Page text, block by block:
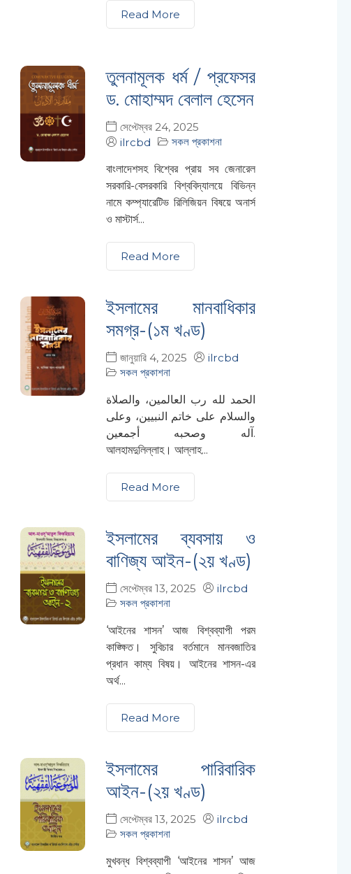
Read More
তুলনামূলক ধর্ম / প্রফেসর
ড. মোহাম্মদ বেলাল হেসেন
সেপ্টেম্বর 24, 2025
ilrcbd
সকল প্রকাশনা
বাংলাদেশসহ বিশ্বের প্রায় সব জেনারেল
সরকারি-বেসরকারি বিশ্ববিদ্যালয়ে বিভিন্ন
নামে কম্প্যারেটিভ রিলিজিয়ন বিষয়ে অনার্স
ও মাস্টার্স...
Read More
ইসলামের মানবাধিকার
সমগ্র-(১ম খণ্ড)
জানুয়ারি 4, 2025
ilrcbd
সকল প্রকাশনা
الحمد لله رب العالمين، والصلاة
والسلام على خاتم النبيين، وعلى
آله وصحبه أجمعين.
আলহামদুলিল্লাহ। আল্লাহ...
Read More
ইসলামের ব্যবসায় ও
বাণিজ্য আইন-(২য় খণ্ড)
সেপ্টেম্বর 13, 2025
ilrcbd
সকল প্রকাশনা
‘আইনের শাসন’ আজ বিশ্বব্যাপী পরম
কাঙ্ক্ষিত। সুবিচার বর্তমানে মানবজাতির
প্রধান কাম্য বিষয়। আইনের শাসন-এর
অর্থ...
Read More
ইসলামের পারিবারিক
আইন-(২য় খণ্ড)
সেপ্টেম্বর 13, 2025
ilrcbd
সকল প্রকাশনা
মুখবন্ধ বিশ্বব্যাপী ‘আইনের শাসন’ আজ